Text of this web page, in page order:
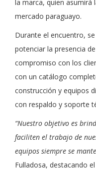
la marca, quien asumirá
mercado paraguayo.
Durante el encuentro,
potenciar la presencia
compromiso con los
con un catálogo
construcción y equipos
con respaldo y soporte
“Nuestro objetivo es
faciliten el trabajo de
equipos siempre se
Fulladosa, destacando